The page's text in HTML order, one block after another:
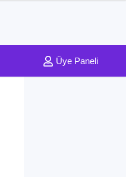
Üye Paneli